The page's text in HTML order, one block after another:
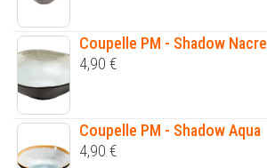
Coupelle PM - Shadow Nacre
4,90 €
Coupelle PM - Shadow Aqua
4,90 €